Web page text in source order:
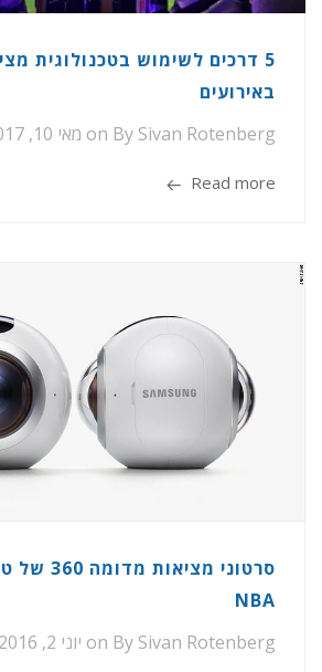
5 דרכים לשימוש בטכנולוגית
באירועים
By Sivan Rotenberg
on מאי 10, 2017
Read more
סרטוני
NBA
By Sivan Rotenberg
on יוני 2, 2016